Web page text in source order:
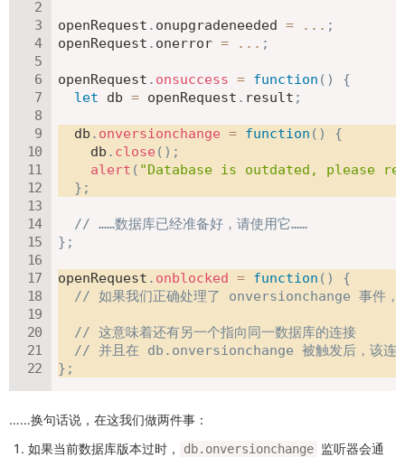
openRequest . onupgradeneeded = ... ;
openRequest . onerror = ... ;
openRequest . onsuccess = function ( )
{
let db = openRequest . result ;
  db
. onversionchange = function ( )
{
    db
. close ( ) ;
alert ( "Database is outdated, please
} ;
// ……数据库已经准备好，请使用它……
} ;
openRequest . onblocked = function ( )
{
// 如果我们正确处理了 onversionchange 事件，
// 这意味着还有另一个指向同一数据库的连接
// 并且在 db.onversionchange 被触发后，该连
} ;
……换句话说，在这我们做两件事：
如果当前数据库版本过时，
db.onversionchange 监听器会通